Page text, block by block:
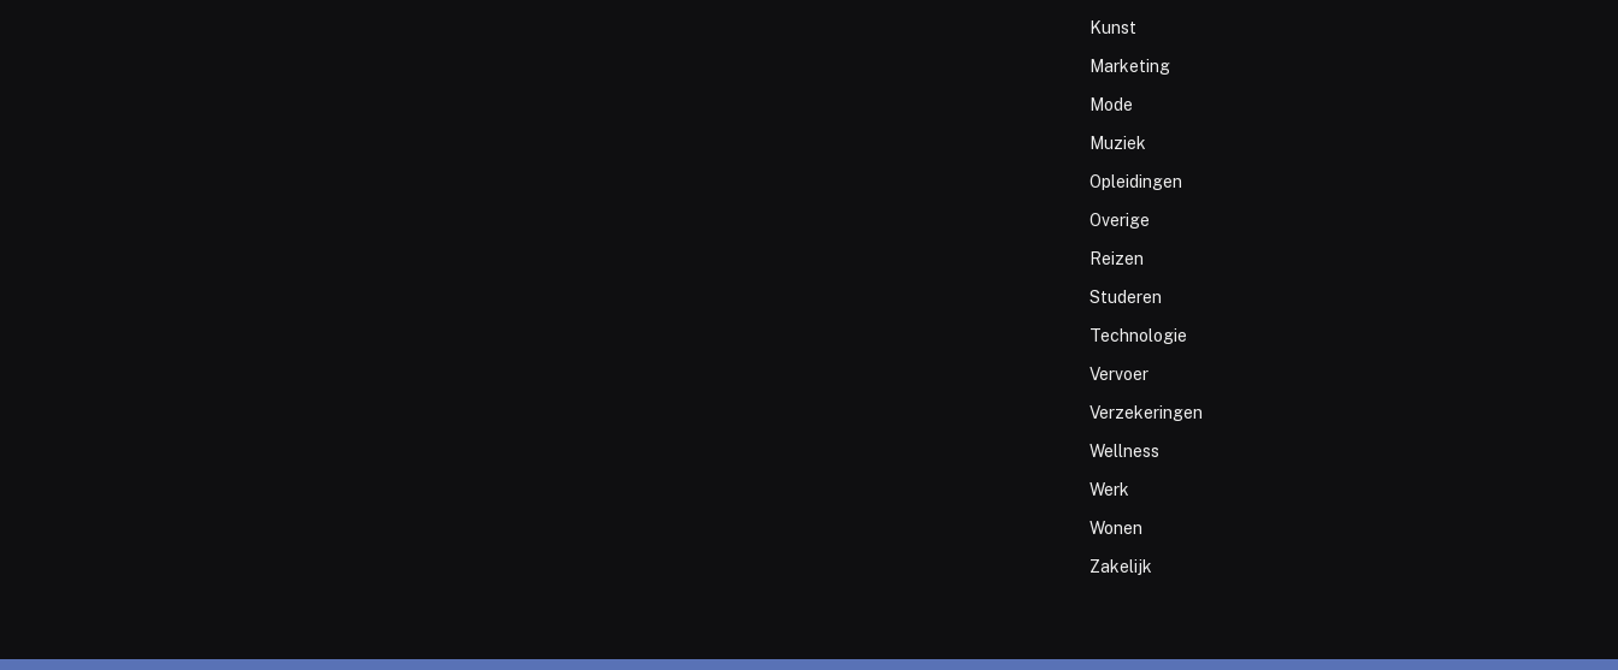
Kunst
Marketing
Mode
Muziek
Opleidingen
Overige
Reizen
Studeren
Technologie
Vervoer
Verzekeringen
Wellness
Werk
Wonen
Zakelijk